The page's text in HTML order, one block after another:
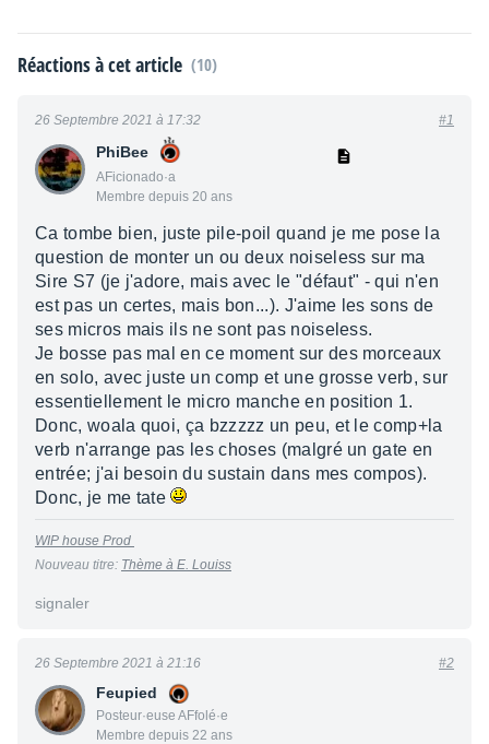
Réactions à cet article (10)
PhiBee
AFicionado·a
Membre depuis 20 ans
26 Septembre 2021 à 17:32 #1
Ca tombe bien, juste pile-poil quand je me pose la
question de monter un ou deux noiseless sur ma
Sire S7 (je j'adore, mais avec le "défaut" - qui n'en
est pas un certes, mais bon...). J'aime les sons de
ses micros mais ils ne sont pas noiseless.
Je bosse pas mal en ce moment sur des morceaux
en solo, avec juste un comp et une grosse verb, sur
essentiellement le micro manche en position 1.
Donc, woala quoi, ça bzzzzz un peu, et le comp+la
verb n'arrange pas les choses (malgré un gate en
entrée; j'ai besoin du sustain dans mes compos).
Donc, je me tate
WIP house Prod
Nouveau titre: Thème à E. Louiss
signaler
Feupied
Posteur·euse AFfolé·e
Membre depuis 22 ans
26 Septembre 2021 à 21:16 #2